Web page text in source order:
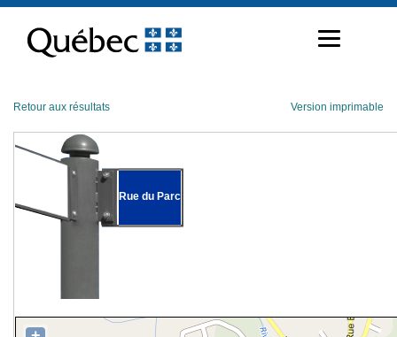
contenu
Retour aux résultats Version imprimable
Rue du Parc